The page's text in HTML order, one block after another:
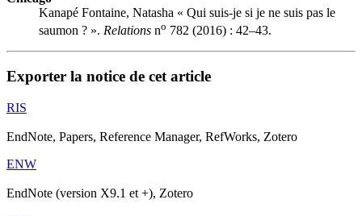
Kanapé Fontaine, Natasha « Qui suis-je si je ne suis pas le
saumon ? ». Relations no 782 (2016) : 42–43.
Exporter la notice de cet article
RIS
EndNote, Papers, Reference Manager, RefWorks, Zotero
ENW
EndNote (version X9.1 et +), Zotero